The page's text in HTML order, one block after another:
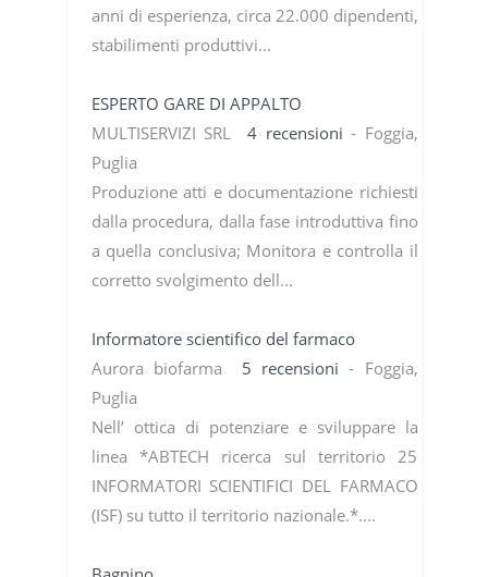
anni di esperienza, circa 22.000 dipendenti,
stabilimenti produttivi...
ESPERTO GARE DI APPALTO
MULTISERVIZI SRL 4 recensioni - Foggia,
Puglia
Produzione atti e documentazione richiesti
dalla procedura, dalla fase introduttiva fino
a quella conclusiva; Monitora e controlla il
corretto svolgimento dell...
Informatore scientifico del farmaco
Aurora biofarma 5 recensioni- Foggia,
Puglia
Nell’ ottica di potenziare e sviluppare la
linea *ABTECH ricerca sul territorio 25
INFORMATORI SCIENTIFICI DEL FARMACO
(ISF) su tutto il territorio nazionale.*....